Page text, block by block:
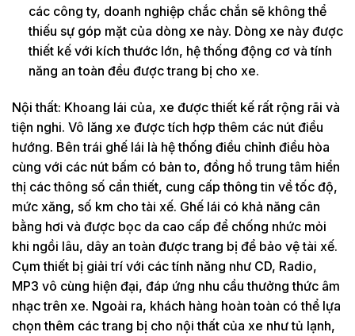
các công ty, doanh nghiệp chắc chắn sẽ không thể
thiếu sự góp mặt của dòng xe này. Dòng xe này được
thiết kế với kích thước lớn, hệ thống động cơ và tính
năng an toàn đều được trang bị cho xe.
Nội thất: Khoang lái của, xe được thiết kế rất rộng rãi và
tiện nghi. Vô lăng xe được tích hợp thêm các nút điều
hướng. Bên trái ghế lái là hệ thống điều chỉnh điều hòa
cùng với các nút bấm có bản to, đồng hồ trung tâm hiển
thị các thông số cần thiết, cung cấp thông tin về tốc độ,
mức xăng, số km cho tài xế. Ghế lái có khả năng cân
bằng hơi và được bọc da cao cấp để chống nhức mỏi
khi ngồi lâu, dây an toàn được trang bị để bảo vệ tài xế.
Cụm thiết bị giải trí với các tính năng như CD, Radio,
MP3 vô cùng hiện đại, đáp ứng nhu cầu thưởng thức âm
nhạc trên xe. Ngoài ra, khách hàng hoàn toàn có thể lựa
chọn thêm các trang bị cho nội thất của xe như tủ lạnh,